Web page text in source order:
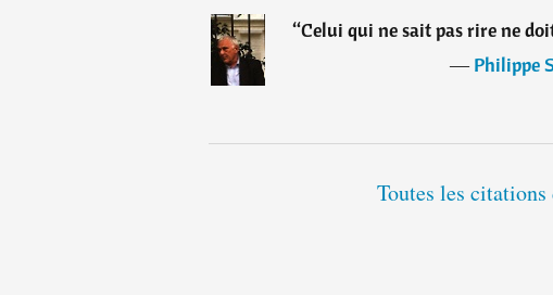
“Celui qui ne sait pas rire ne
―Philippe
Toutes les